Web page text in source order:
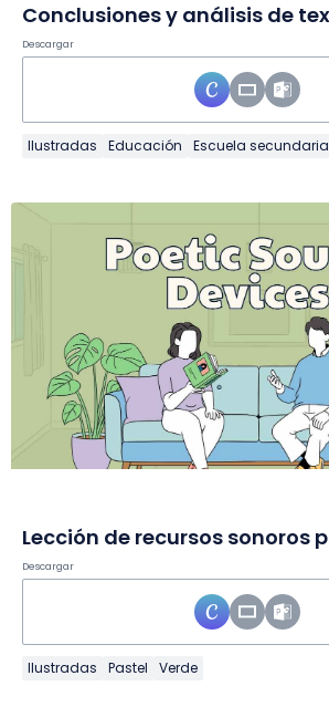
Descargar
Ilustradas Educación Escuela secundaria
Descargar
Ilustradas Pastel Verde